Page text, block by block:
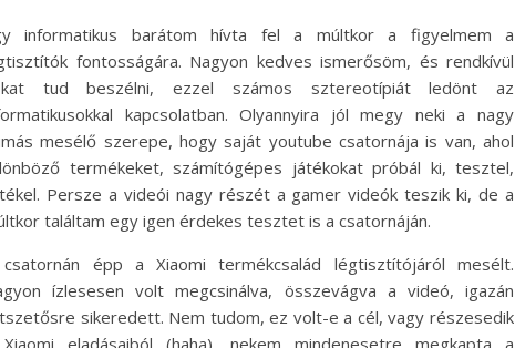
informatikus barátom hívta fel a múltkor a figyelmem a
fontosságára. Nagyon kedves ismerősöm, és rendkívül
tud beszélni, ezzel számos sztereotípiát ledönt az
kapcsolatban. Olyannyira jól megy neki a nagy
mesélő szerepe, hogy saját youtube csatornája is van, ahol
termékeket, számítógépes játékokat próbál ki, tesztel,
Persze a videói nagy részét a gamer videók teszik ki, de a
találtam egy igen érdekes tesztet is a csatornáján.
épp a Xiaomi termékcsalád légtisztítójáról mesélt.
ízlesesen volt megcsinálva, összevágva a videó, igazán
sikeredett. Nem tudom, ez volt-e a cél, vagy részesedik
eladásaiból (haha), nekem mindenesetre megkapta a